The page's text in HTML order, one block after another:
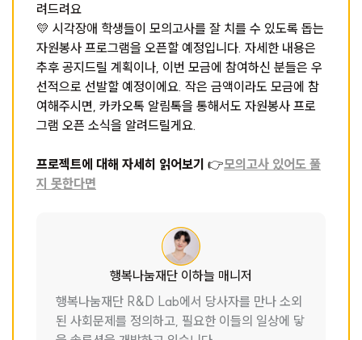
려드려요
💛 시각장애 학생들이 모의고사를 잘 치를 수 있도록 돕는
자원봉사 프로그램을 오픈할 예정입니다. 자세한 내용은
추후 공지드릴 계획이나, 이번 모금에 참여하신 분들은 우
선적으로 선발할 예정이에요. 작은 금액이라도 모금에 참
여해주시면, 카카오톡 알림톡을 통해서도 자원봉사 프로
그램 오픈 소식을 알려드릴게요.
프로젝트에 대해 자세히 읽어보기 👉모의고사 있어도 풀
지 못한다면
행복나눔재단 이하늘 매니저
행복나눔재단 R&D Lab에서 당사자를 만나 소외
된 사회문제를 정의하고, 필요한 이들의 일상에 닿